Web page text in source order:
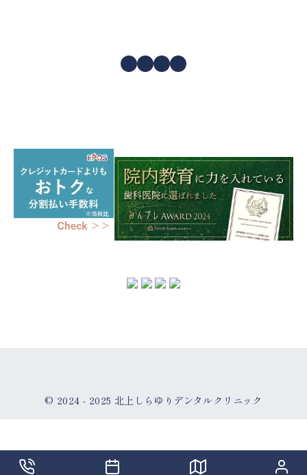
Facebook InstagramXYouTube
© 2024 - 2025 北上しらゆりデンタルクリニック